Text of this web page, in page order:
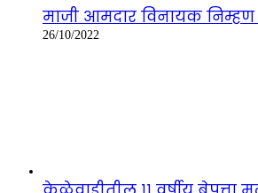
माजी आमदार विनायक
26/10/2022